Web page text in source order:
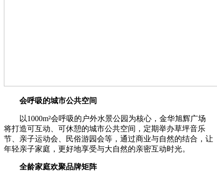
会呼吸的城市公共空间
以1000m²会呼吸的户外水景公园为核心，金华旭辉广场
将打造可互动、可休憩的城市公共空间，定期举办草坪音乐
节、亲子运动会、民俗游园会等，通过商业与自然的结合，让
年轻亲子家庭，更好地享受与大自然的亲密互动时光。
全龄家庭欢聚品牌矩阵